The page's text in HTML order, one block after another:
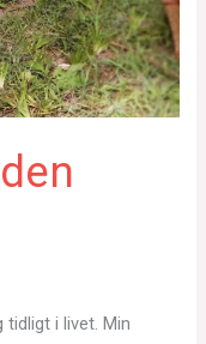
tidligt i livet. Min